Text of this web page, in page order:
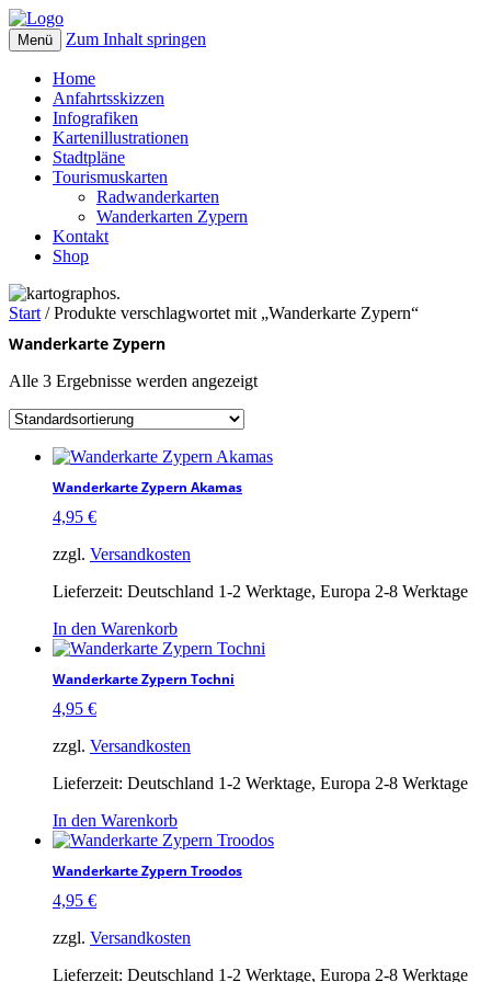
kartographos.
Ihr Weg zur individuellen Landkarte.
Menü Zum Inhalt springen
Home
Anfahrtsskizzen
Infografiken
Kartenillustrationen
Stadtpläne
Tourismuskarten
Radwanderkarten
Wanderkarten Zypern
Kontakt
Shop
Start / Produkte verschlagwortet mit „Wanderkarte Zypern“
Wanderkarte Zypern
Alle 3 Ergebnisse werden angezeigt
Wanderkarte Zypern Akamas
4,95 €
zzgl. Versandkosten
Lieferzeit: Deutschland 1-2 Werktage, Europa 2-8 Werktage
In den Warenkorb
Wanderkarte Zypern Tochni
4,95 €
zzgl. Versandkosten
Lieferzeit: Deutschland 1-2 Werktage, Europa 2-8 Werktage
In den Warenkorb
Wanderkarte Zypern Troodos
4,95 €
zzgl. Versandkosten
Lieferzeit: Deutschland 1-2 Werktage, Europa 2-8 Werktage